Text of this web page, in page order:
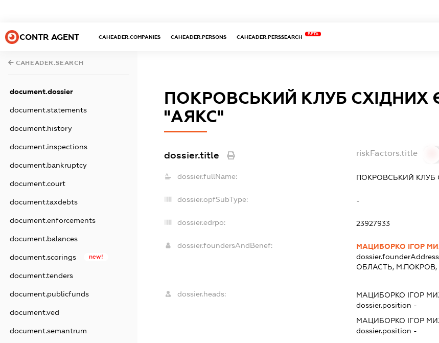
CONTR AGENT CAHEADER.COMPANIES CAHEADER.PERSONS CAHEADER.PERSSEARCH
BETA
CAHEADER.SEARCH
document.dossier
document.statements
document.history
document.inspections
document.bankruptcy
document.court
document.taxdebts
document.enforcements
document.balances
document.scorings new!
document.tenders
document.publicfunds
document.ved
document.semantrum
ПОКРОВСЬКИЙ КЛУБ СХІДНИХ
"АЯКС"
dossier.title riskFactors.title
dossier.fullName: ПОКРОВСЬКИЙ КЛУБ
dossier.opfSubType: -
dossier.edrpo: 23927933
dossier.foundersAndBenef:
МАЦИБОРКО ІГОР
dossier.founderAddress
ОБЛАСТЬ, М.ПОКРОВ,
dossier.heads: МАЦИБОРКО ІГОР
dossier.position -
МАЦИБОРКО ІГОР
dossier.position -